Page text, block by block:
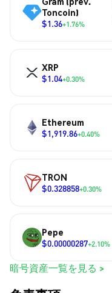
Toncoin)
$1.36+1.76%
XRP
$1.04+0.30%
Ethereum
$1,919.86+0.40%
TRON
$0.328858+0.30%
Pepe
$0.00000287+2.10%
暗号資産一覧を見る >